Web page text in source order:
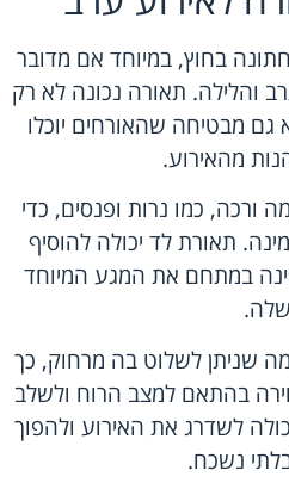
בחוץ, במיוחד אם מדובר
והלילה. תאורה נכונה לא רק
גם מבטיחה שהאורחים יוכלו
מהאירוע.
כמו נרות ופנסים, כדי
תאורת לד יכולה להוסיף
במתחם את המגע המיוחד
שלה.
שניתן לשלוט בה מרחוק, כך
בהתאם למצב הרוח ולשלב
לשדרג את האירוע ולהפוך
נשכח.